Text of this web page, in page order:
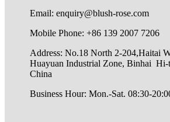
Email: enquiry@blush-rose.com
Mobile Phone: +86 139 2007 7206
Address: No.18 North 2-204,Haitai
Huayuan Industrial Zone, Binhai Hi-
China
Business Hour: Mon.-Sat. 08:30-